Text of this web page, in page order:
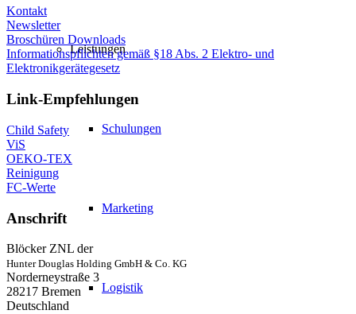
Leistungen
Schulungen
Marketing
Logistik
Kontakt
Newsletter
Broschüren Downloads
Informationspflichten gemäß §18 Abs. 2 Elektro- und
Elektronikgerätegesetz
Link-Empfehlungen
Child Safety
ViS
OEKO-TEX
Reinigung
FC-Werte
Anschrift
Blöcker ZNL der
Hunter Douglas Holding GmbH & Co. KG
Norderneystraße 3
28217 Bremen
Deutschland